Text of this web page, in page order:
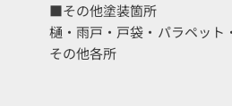
■その他塗装箇所
樋・雨戸・戸袋・パラペット
その他各所